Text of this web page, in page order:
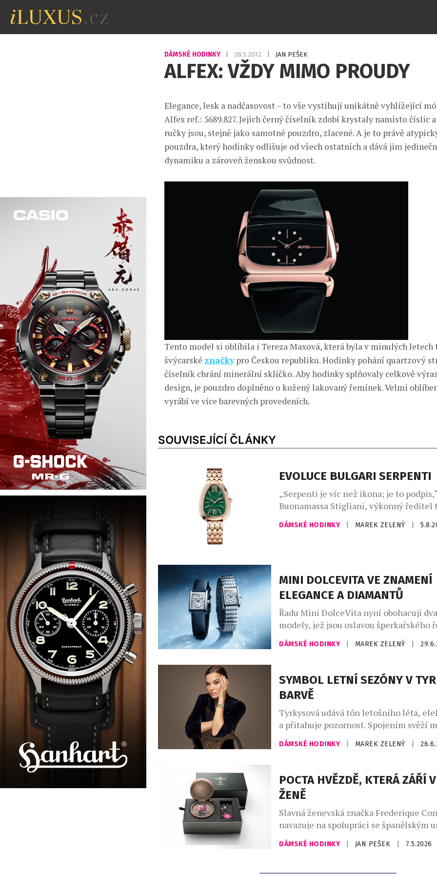
DÁMSKÉ HODINKY 28.5.2012 JAN PEŠEK
ALFEX: VŽDY MIMO PROUDY
Elegance, lesk a nadčasovost – to vše vystihují unikátně vyhlížející
Alfex ref.: 5689.827. Jejich černý číselník zdobí krystaly namísto číslic a
ručky jsou, stejně jako samotné pouzdro, zlacené. A je to právě atypický
pouzdra, který hodinky odlišuje od všech ostatních a dává jim
dynamiku a zároveň ženskou svůdnost.
Tento model si oblíbila i Tereza Maxová, která byla v minulých letech
švýcarské značkypro Českou republiku. Hodinky pohání quartzový
číselník chrání minerální sklíčko. Aby hodinky splňovaly celkově
design, je pouzdro doplněno o kožený lakovaný řemínek. Velmi
vyrábí ve více barevných provedeních.
SOUVISEJÍCÍ ČLÁNKY
EVOLUCE BULGARI SERPENTI
„Serpenti je víc než ikona; je to
Buonamassa Stigliani, výkonný ředitel
produktů Bvlgari. Had se svým
dlouhodobě fascinuje klenotnický dům,
římských šperků, které nosila
znovu proměňuje […]
DÁMSKÉ HODINKY MAREK ZELENÝ
MINI DOLCEVITA VE ZNAMENÍ
ELEGANCE A DIAMANTŮ
Řadu Mini DolceVita nyní obohacují dva
modely, jež jsou oslavou šperkařského
Longines totiž vůbec poprvé ozdobil
číselník této kolekce 163 diamanty
doplňují perleťové prvky, které
celku. Novinky jsou ukázkou
a smyslu pro detail, jimiž se značka
dlouhodobě právem pyšní. Tyto […]
DÁMSKÉ HODINKY MAREK ZELENÝ
SYMBOL LETNÍ SEZÓNY V
BARVĚ
Tyrkysová udává tón letošního léta,
a přitahuje pozornost. Spojením svěží
čistoty a slunné smyslnosti z ní značka
Constant učinila podpis svého nového
vytříbená. Neodolatelně smyslná.
barvou, která letos v létě nesmí chybět.
opálené pokožce a připomíná křišťálově
[…]
DÁMSKÉ HODINKY MAREK ZELENÝ
POCTA HVĚZDĚ, KTERÁ ZÁŘÍ V
ŽENĚ
Slavná ženevská značka Frederique
navazuje na spolupráci se španělským
Felipaem a představuje limitovanou
Carrée Felipao – Blush Edition. Tento
DÁMSKÉ HODINKY JAN PEŠEK 7.5.2026